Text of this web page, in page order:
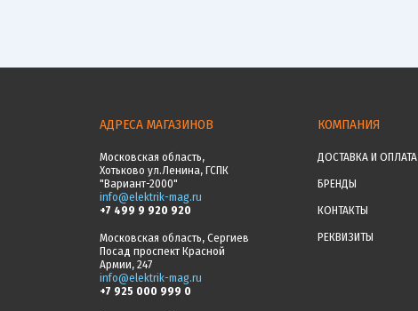
АДРЕСА МАГАЗИНОВ
Московская область,
Хотьково ул.Ленина, ГСПК
"Вариант-2000"
info@elektrik-mag.ru
+7 499 9 920 920
Московская область, Сергиев
Посад проспект Красной
Армии, 247
info@elektrik-mag.ru
+7 925 000 999 0
КОМПАНИЯ
ДОСТАВКА И ОПЛАТА
БРЕНДЫ
КОНТАКТЫ
РЕКВИЗИТЫ